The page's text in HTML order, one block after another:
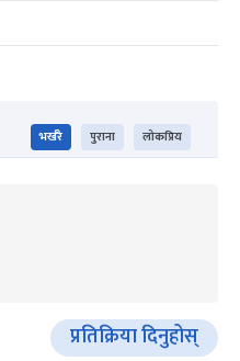
भर्खरै पुराना लोकप्रिय
प्रतिक्रिया दिनुहोस्